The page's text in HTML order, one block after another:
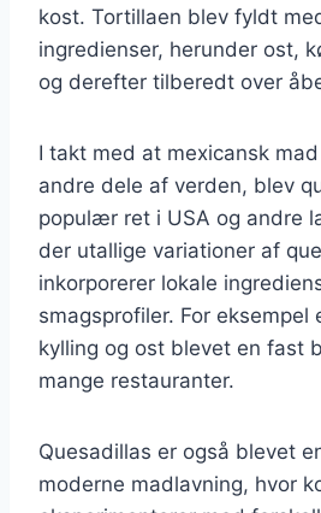
kost. Tortillaen blev fyldt
ingredienser, herunder ost,
og derefter tilberedt over
I takt med at mexicansk
andre dele af verden, blev
populær ret i USA og andre
der utallige variationer af
inkorporerer lokale
smagsprofiler. For eksempel
kylling og ost blevet en fast
mange restauranter.
Quesadillas er også blevet
moderne madlavning, hvor